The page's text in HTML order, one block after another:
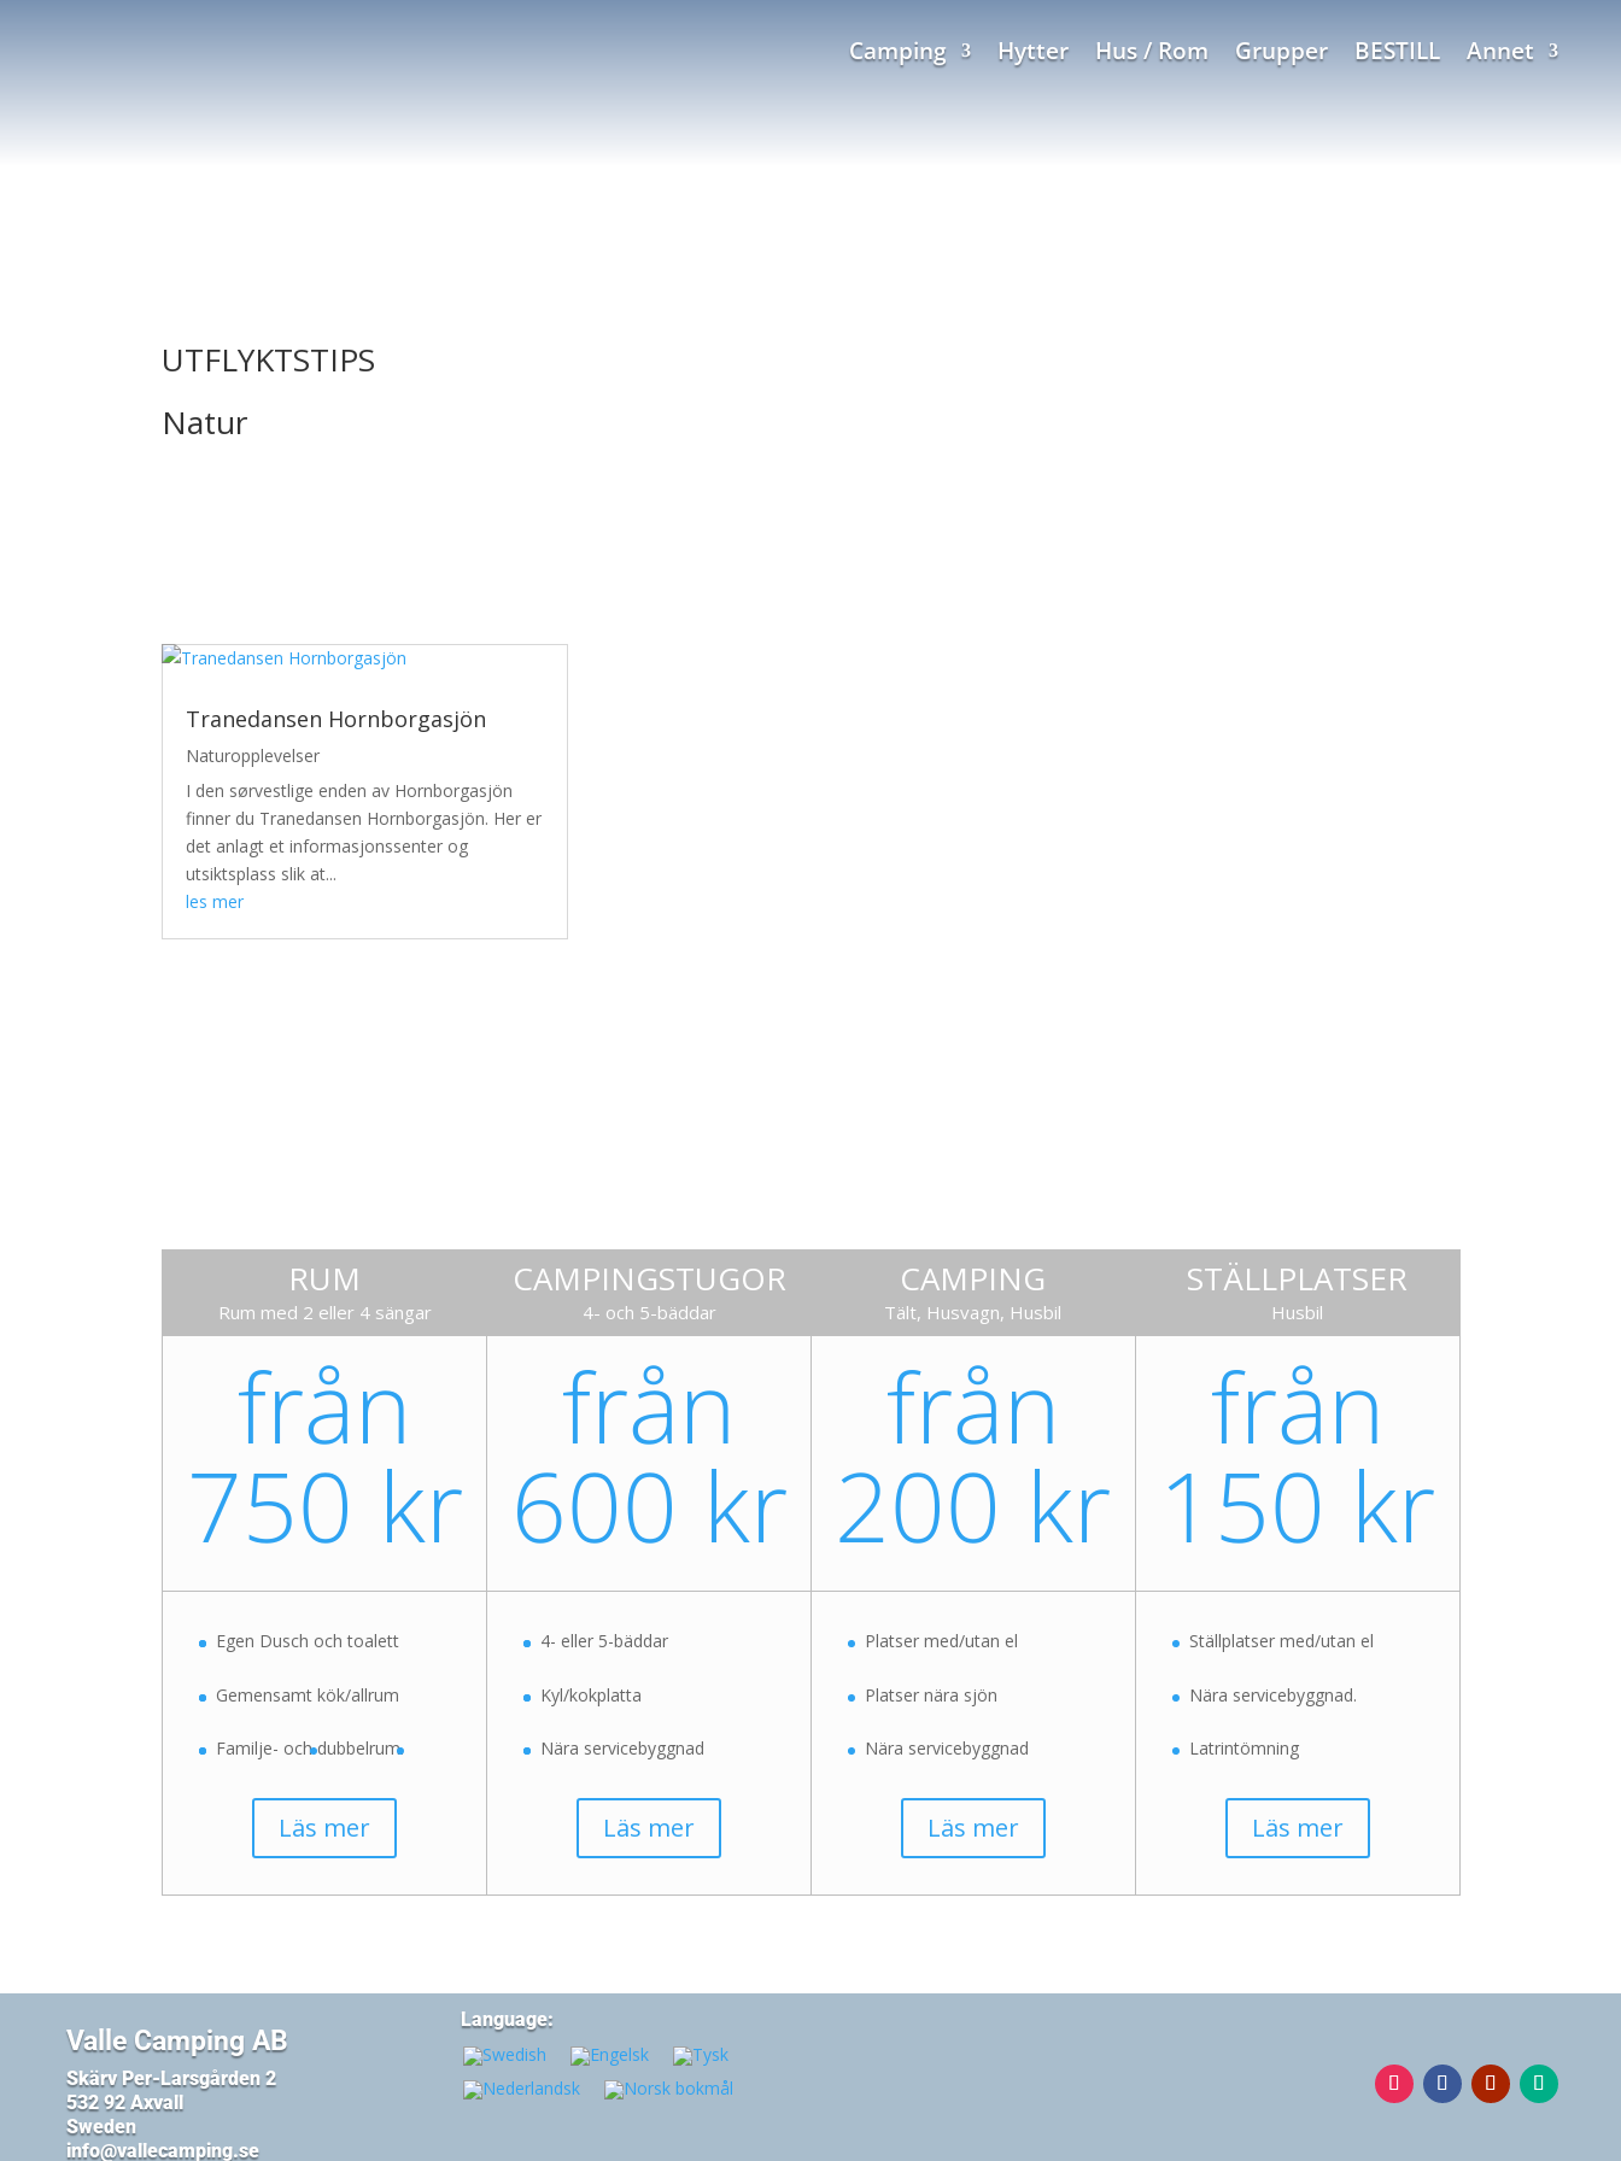
Camping Hytter Hus / Rom Grupper BESTILL Annet
UTFLYKTSTIPS
Natur
Tranedansen Hornborgasjön
Naturopplevelser
I den sørvestlige enden av Hornborgasjön
finner du Tranedansen Hornborgasjön. Her er
det anlagt et informasjonssenter og
utsiktsplass slik at...
les mer
RUM
Rum med 2 eller 4 sängar
från
750 kr
Egen Dusch och toalett
Gemensamt kök/allrum
Familje- och dubbelrum.
Läs mer
CAMPINGSTUGOR
4- och 5-bäddar
från
600 kr
4- eller 5-bäddar
Kyl/kokplatta
Nära servicebyggnad
Läs mer
CAMPING
Tält, Husvagn, Husbil
från
200 kr
Platser med/utan el
Platser nära sjön
Nära servicebyggnad
Läs mer
STÄLLPLATSER
Husbil
från
150 kr
Ställplatser med/utan el
Nära servicebyggnad.
Latrintömning
Läs mer
Valle Camping AB
Skärv Per-Larsgården 2
532 92 Axvall
Sweden
info@vallecamping.se
Language: